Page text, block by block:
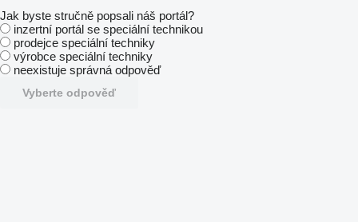
Jak byste stručně popsali náš portál?
inzertní portál se speciální technikou
prodejce speciální techniky
výrobce speciální techniky
neexistuje správná odpověď
Vyberte odpověď